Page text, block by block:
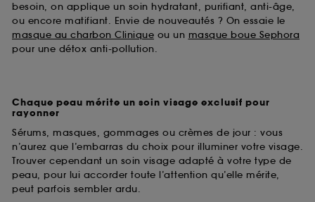
besoin, on applique un soin hydratant, purifiant, anti-âge,
ou encore matifiant. Envie de nouveautés ? On essaie le
masque au charbon Clinique ou un masque boue Sephora
pour une détox anti-pollution.
Chaque peau mérite un soin visage exclusif pour
rayonner
Sérums, masques, gommages ou crèmes de jour : vous
n’aurez que l’embarras du choix pour illuminer votre visage.
Trouver cependant un soin visage adapté à votre type de
peau, pour lui accorder toute l’attention qu’elle mérite,
peut parfois sembler ardu.